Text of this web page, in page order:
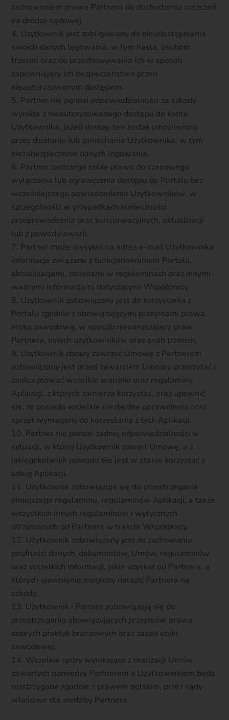
zachowaniem prawa Partnera do dochodzenia roszczeń
na drodze sądowej.
Użytkownik jest zobligowany do nieudostępniania
swoich danych logowania, w tym hasła, osobom
trzecim oraz do przechowywania ich w sposób
zapewniający ich bezpieczeństwo przed
nieautoryzowanym dostępem.
Partner nie ponosi odpowiedzialności za szkody
wynikłe z nieautoryzowanego dostępu do konta
Użytkownika, jeżeli dostęp ten został umożliwiony
przez działanie lub zaniechanie Użytkownika, w tym
niezabezpieczenie danych logowania.
Partner zastrzega sobie prawo do czasowego
wyłączania lub ograniczania dostępu do Portalu bez
wcześniejszego powiadomienia Użytkowników, w
szczególności w przypadkach konieczności
przeprowadzenia prac konserwacyjnych, aktualizacji
lub z powodu awarii.
Partner może wysyłać na adres e-mail Użytkownika
informacje związane z funkcjonowaniem Portalu,
aktualizacjami, zmianami w regulaminach oraz innymi
ważnymi informacjami dotyczącymi Współpracy.
Użytkownik zobowiązany jest do korzystania z
Portalu zgodnie z obowiązującymi przepisami prawa,
etyką zawodową, w sposób nienaruszający praw
Partnera, innych użytkowników oraz osób trzecich.
Użytkownik chcący zawrzeć Umowę z Partnerem
zobowiązany jest przed zawarciem Umowy przeczytać i
zaakceptować wszelkie warunki oraz regulaminy
Aplikacji, z których zamierza korzystać, oraz upewnić
się, że posiada wszelkie niezbędne uprawnienia oraz
sprzęt wymagany do korzystania z tych Aplikacji.
Partner nie ponosi żadnej odpowiedzialności w
sytuacji, w której Użytkownik zawarł Umowę, a z
jakiegokolwiek powodu nie jest w stanie korzystać z
usług Aplikacji.
Użytkownik zobowiązuje się do przestrzegania
niniejszego regulaminu, regulaminów Aplikacji, a także
wszystkich innych regulaminów i wytycznych
otrzymanych od Partnera w trakcie Współpracy.
Użytkownik zobowiązany jest do zachowania
poufności danych, dokumentów, Umów, regulaminów
oraz wszelkich informacji, jakie uzyskał od Partnera, a
których ujawnienie mogłoby narazić Partnera na
szkodę.
Użytkownik i Partner zobowiązują się do
przestrzegania obowiązujących przepisów prawa,
dobrych praktyk branżowych oraz zasad etyki
zawodowej.
Wszelkie spory wynikające z realizacji Umów
zawartych pomiędzy Partnerem a Użytkownikiem będą
rozstrzygane zgodnie z prawem polskim, przez sądy
właściwe dla siedziby Partnera.